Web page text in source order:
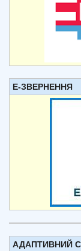
Е-ЗВЕРНЕННЯ
АДАПТИВНИЙ